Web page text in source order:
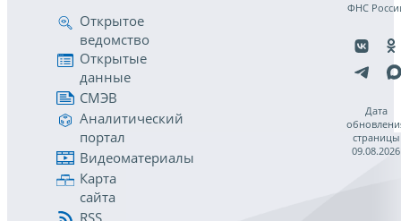
Открытое
ведомство
Открытые
данные
СМЭВ
Аналитический
портал
Видеоматериалы
Карта
сайта
ФНС
Дата
страницы
09.08.2026